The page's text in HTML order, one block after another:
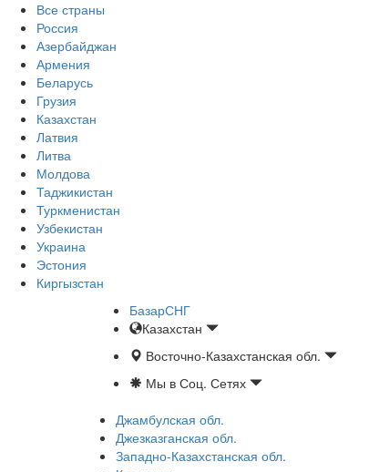
Все страны
Россия
Азербайджан
Армения
Беларусь
Грузия
Казахстан
Латвия
Литва
Молдова
Таджикистан
Туркменистан
Узбекистан
Украина
Эстония
Киргызстан
БазарСНГ
Казахстан
Восточно-Казахстанская обл.
Мы в Соц. Сетях
Джамбулская обл.
Джезказганская обл.
Западно-Казахстанская обл.